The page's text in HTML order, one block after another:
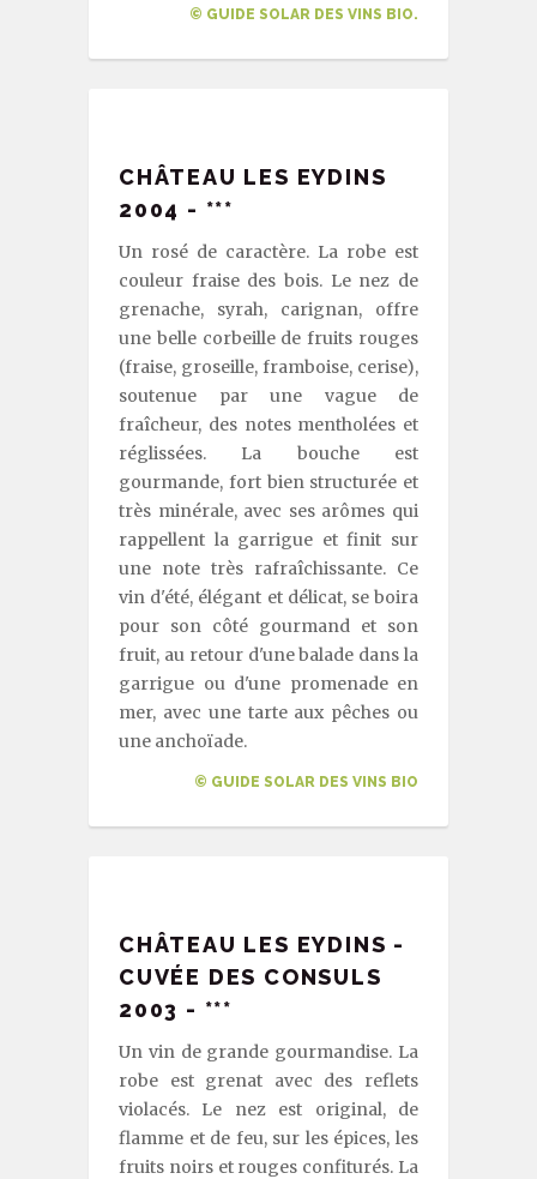
© GUIDE SOLAR DES VINS BIO.
CHÂTEAU LES EYDINS
2004 - ***
Un rosé de caractère. La robe est
couleur fraise des bois. Le nez de
grenache, syrah, carignan, offre
une belle corbeille de fruits rouges
(fraise, groseille, framboise, cerise),
soutenue par une vague de
fraîcheur, des notes mentholées et
réglissées. La bouche est
gourmande, fort bien structurée et
très minérale, avec ses arômes qui
rappellent la garrigue et finit sur
une note très rafraîchissante. Ce
vin d'été, élégant et délicat, se boira
pour son côté gourmand et son
fruit, au retour d'une balade dans la
garrigue ou d'une promenade en
mer, avec une tarte aux pêches ou
une anchoïade.
© GUIDE SOLAR DES VINS BIO
CHÂTEAU LES EYDINS -
CUVÉE DES CONSULS
2003 - ***
Un vin de grande gourmandise. La
robe est grenat avec des reflets
violacés. Le nez est original, de
flamme et de feu, sur les épices, les
fruits noirs et rouges confiturés. La